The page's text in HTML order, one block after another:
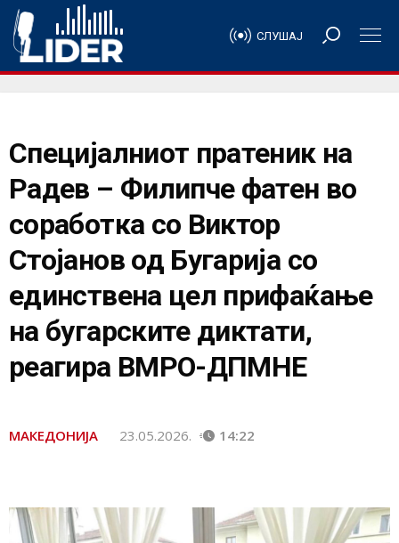
СЛУШАЈ
Специјалниот пратеник на
Радев – Филипче фатен во
соработка со Виктор
Стојанов од Бугарија со
единствена цел прифаќање
на бугарските диктати,
реагира ВМРО-ДПМНЕ
МАКЕДОНИЈА 23.05.2026. 14:22